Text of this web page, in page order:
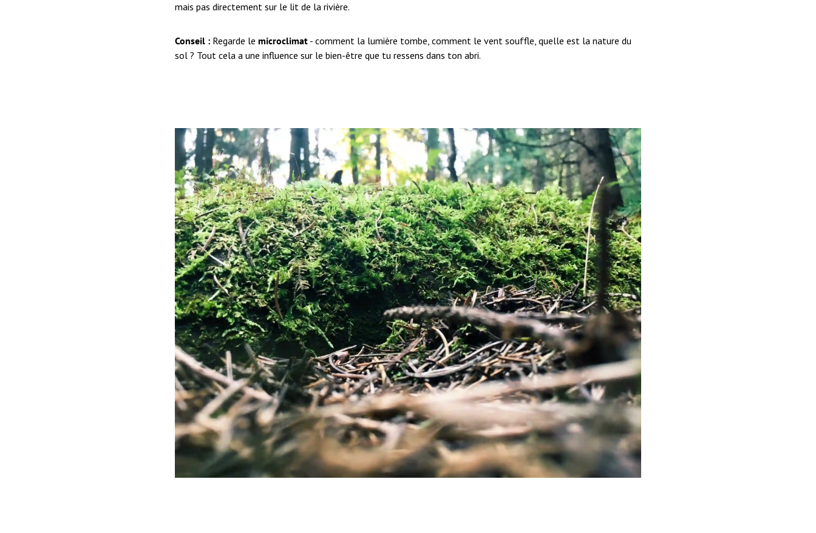
mais pas directement sur le lit de la rivière.
Conseil : Regarde le microclimat - comment la lumière tombe, comment le vent souffle, quelle est la nature du
sol ? Tout cela a une influence sur le bien-être que tu ressens dans ton abri.